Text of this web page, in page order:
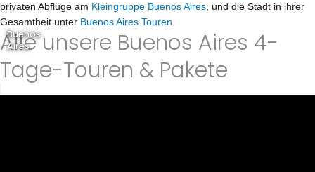
privaten Abflüge am Kleingruppe Buenos Aires , und die Stadt in ihrer
Gesamtheit unter Buenos Aires Touren
Alle unsere Buenos Aires 4-
Tage-Touren & Pakete
Buenos
Aires